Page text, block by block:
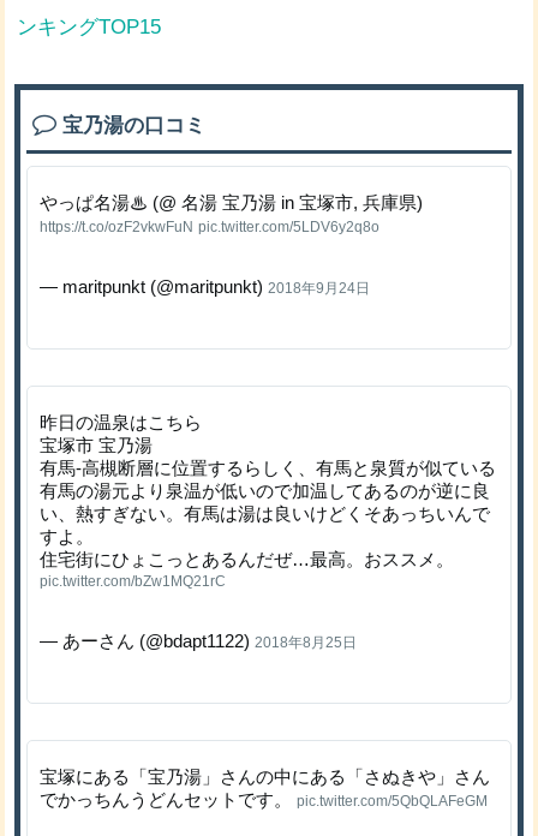
ンキングTOP15
宝乃湯の口コミ
やっぱ名湯♨︎ (@ 名湯 宝乃湯 in 宝塚市, 兵庫県)
https://t.co/ozF2vkwFuN pic.twitter.com/5LDV6y2q8o
— maritpunkt (@maritpunkt) 2018年9月24日
昨日の温泉はこちら
宝塚市 宝乃湯
有馬-高槻断層に位置するらしく、有馬と泉質が似ている
有馬の湯元より泉温が低いので加温してあるのが逆に良
い、熱すぎない。有馬は湯は良いけどくそあっちいんで
すよ。
住宅街にひょこっとあるんだぜ…最高。おススメ。
pic.twitter.com/bZw1MQ21rC
— あーさん (@bdapt1122) 2018年8月25日
宝塚にある「宝乃湯」さんの中にある「さぬきや」さん
でかっちんうどんセットです。pic.twitter.com/5QbQLAFeGM